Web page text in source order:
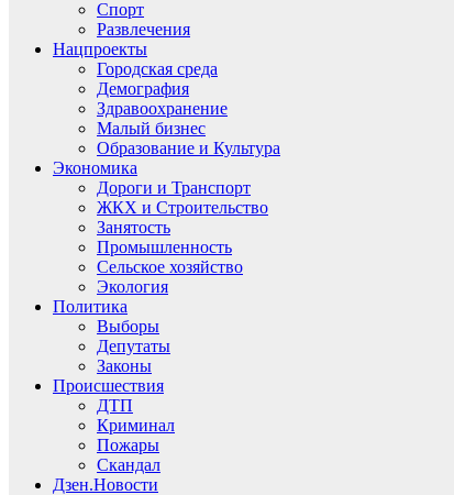
Спорт
Развлечения
Нацпроекты
Городская среда
Демография
Здравоохранение
Малый бизнес
Образование и Культура
Экономика
Дороги и Транспорт
ЖКХ и Строительство
Занятость
Промышленность
Сельское хозяйство
Экология
Политика
Выборы
Депутаты
Законы
Происшествия
ДТП
Криминал
Пожары
Скандал
Дзен.Новости